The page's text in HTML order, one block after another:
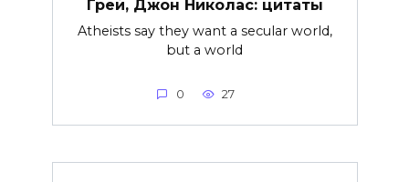
Грей, Джон Николас: цитаты
Atheists say they want a secular world,
but a world
0 27